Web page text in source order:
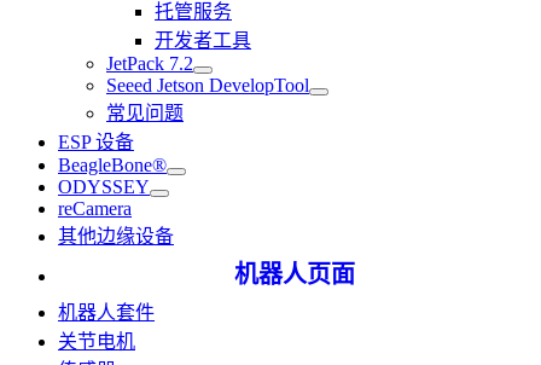
托管服务
开发者工具
JetPack 7.2
Seeed Jetson DevelopTool
常见问题
ESP 设备
BeagleBone®
ODYSSEY
reCamera
其他边缘设备
机器人页面
机器人套件
关节电机